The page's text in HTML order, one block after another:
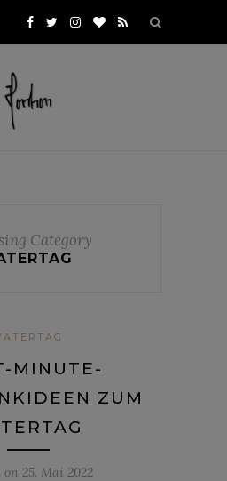
Category
MINUTE-
ZUM
on 25. Mai 2022